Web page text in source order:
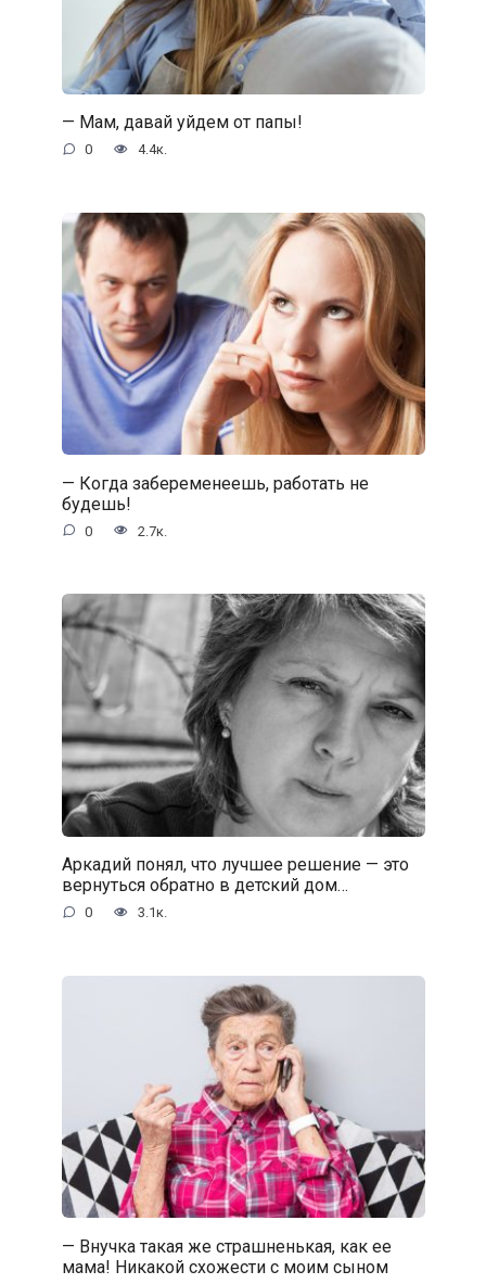
— Мам, давай уйдем от папы!
0 4.4к.
— Когда забеременеешь, работать не
будешь!
0 2.7к.
Аркадий понял, что лучшее решение — это
вернуться обратно в детский дом…
0 3.1к.
— Внучка такая же страшненькая, как ее
мама! Никакой схожести с моим сыном